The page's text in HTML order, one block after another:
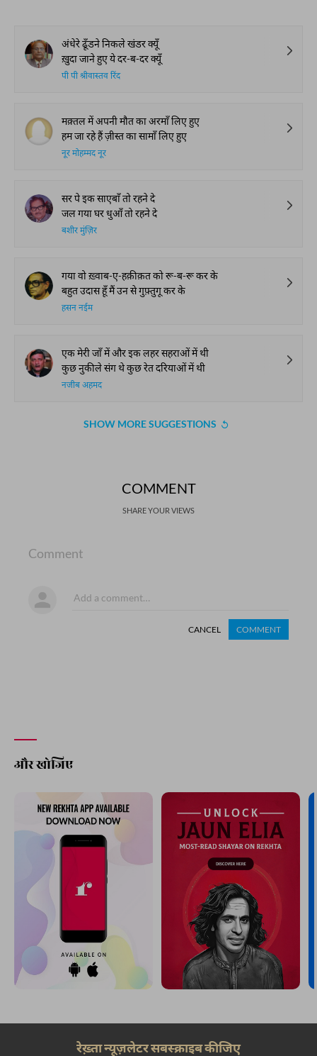
अंधेरे ढूँडने निकले खंडर क्यूँ
ख़ुदा जाने हुए ये दर-ब-दर क्यूँ
पी पी श्रीवास्तव रिंद
मक़्तल में अपनी मौत का अरमाँ लिए हुए
हम जा रहे हैं ज़ीस्त का सामाँ लिए हुए
नूर मोहम्मद नूर
सर पे इक साएबाँ तो रहने दे
जल गया घर धुआँ तो रहने दे
बशीर मुंज़िर
गया वो ख़्वाब-ए-हक़ीक़त को रू-ब-रू कर के
बहुत उदास हूँ मैं उन से गुफ़्तुगू कर के
हसन नईम
एक मेरी जाँ में और इक लहर सहराओं में थी
कुछ नुकीले संग थे कुछ रेत दरियाओं में थी
नजीब अहमद
SHOW MORE SUGGESTIONS
COMMENT
SHARE YOUR VIEWS
Comment
CANCEL COMMENT
और खोजिए
रेख़्ता न्यूज़लेटर सबस्क्राइब कीजिए